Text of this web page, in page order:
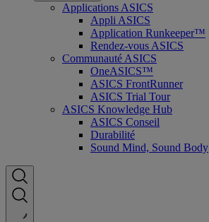
Applications ASICS
Appli ASICS
Application Runkeeper™
Rendez-vous ASICS
Communauté ASICS
OneASICS™
ASICS FrontRunner
ASICS Trial Tour
ASICS Knowledge Hub
ASICS Conseil
Durabilité
Sound Mind, Sound Body